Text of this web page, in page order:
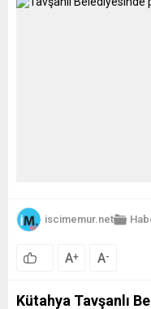
iscimemur.net
A+ A-
Kütahya Tavşanlı